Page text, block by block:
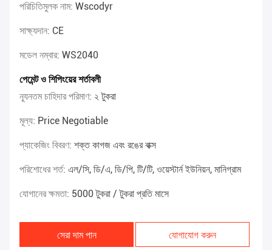
পরিচিতিমুলক নাম: Wscodyr
সাক্ষ্যদান: CE
মডেল নম্বার: WS2040
পেমেন্ট ও শিপিংয়ের শর্তাবলী
ন্যূনতম চাহিদার পরিমাণ: ২ টুকরা
মূল্য: Price Negotiable
প্যাকেজিং বিবরণ: শক্ত কাগজ এবং রঙের বাক্স
পরিশোধের শর্ত: এল/সি, ডি/এ, ডি/পি, টি/টি, ওয়েস্টার্ন ইউনিয়ন, মানিগ্রাম
যোগানের ক্ষমতা: 5000 টুকরা / টুকরা প্রতি মাসে
সেরা দাম পান যোগাযোগ করুন